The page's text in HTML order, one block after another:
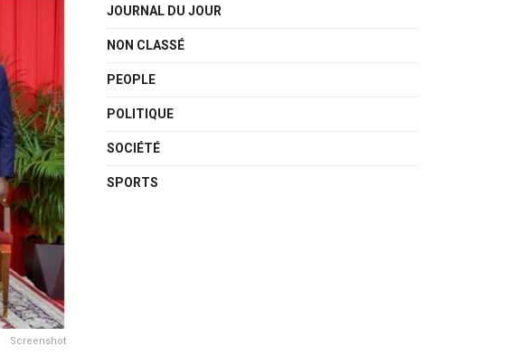
Screenshot
JOURNAL DU JOUR
NON CLASSÉ
PEOPLE
POLITIQUE
SOCIÉTÉ
SPORTS